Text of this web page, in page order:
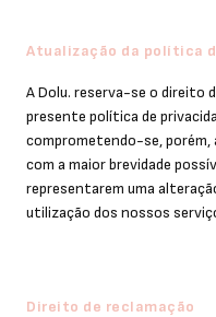
Atualização da política
A Dolu. reserva-se o direito
presente política de
comprometendo-se, porém,
com a maior brevidade
representarem uma
utilização dos nossos
Direito de reclamação